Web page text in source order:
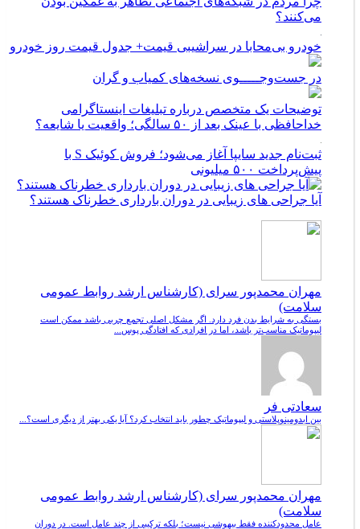
می‌کنند؟
خودرو بی‌محابا در سراشیبی قیمت+ جدول قیمت روز خودرو
در جست‌وجـــــوی نسخه‌های کمیاب و گران
توضیحات یک متخصص درباره تبلیغات اینستاگرامی
خداحافظی با عینک بعد از ۵۰ سالگی؛ واقعیت یا شایعه؟
ثبت‌نام جدید سایپا آغاز می‌شود؛ فروش کوئیک S با
پیش‌پرداخت ۵۰۰ میلیونی
آیا جراحی های زیبایی در دوران بارداری خطرناک هستند؟
مهران محمدپور سرای (کارشناس ارشد روابط عمومی
سلامت)
بستگی به شرایط بدن فرد دارد. اگر مشکل اصلی تجمع چربی باشد ممکن است
لیپوماتیک مناسب‌تر باشد، اما در افرادی که افتادگی پوس...
سعادتی فر
بین ابدومینوپلاستی و لیپوماتیک چطور باید انتخاب کرد؟ آیا یکی بهتر از دیگری است؟...
مهران محمدپور سرای (کارشناس ارشد روابط عمومی
سلامت)
عامل محدودکننده فقط بیهوشی نیست؛ بلکه ترکیبی از چند عامل است. در دوران